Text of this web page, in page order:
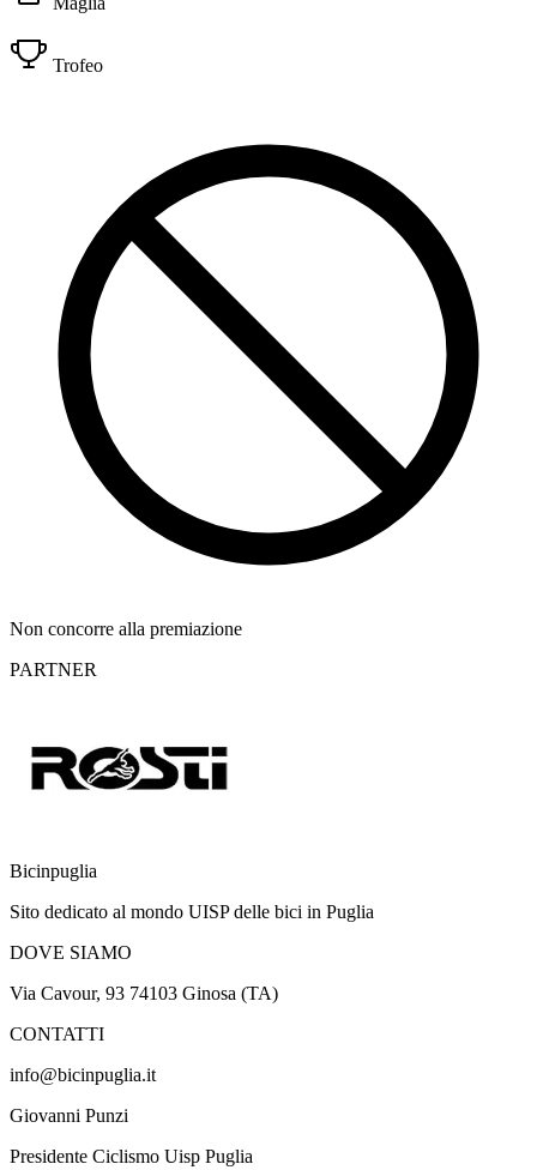
Trofeo
Non concorre alla premiazione
PARTNER
Bicinpuglia
Sito dedicato al mondo UISP delle bici in Puglia
DOVE SIAMO
Via Cavour, 93 74103 Ginosa (TA)
CONTATTI
info@bicinpuglia.it
Giovanni Punzi
Presidente Ciclismo Uisp Puglia